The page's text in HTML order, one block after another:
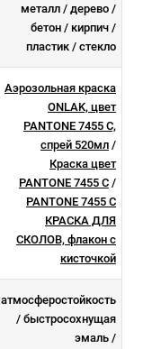
металл / дерево /
бетон / кирпич /
пластик / стекло
Аэрозольная краска
ONLAK, цвет
PANTONE 7455 C,
спрей 520мл /
Краска цвет
PANTONE 7455 C /
PANTONE 7455 C
КРАСКА ДЛЯ
СКОЛОВ, флакон с
кисточкой
атмосферостойкоcть
/ быстросохнущая
эмаль /